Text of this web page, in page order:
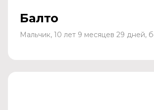
Балто
Мальчик, 10 лет 9 месяцев 29 дней,